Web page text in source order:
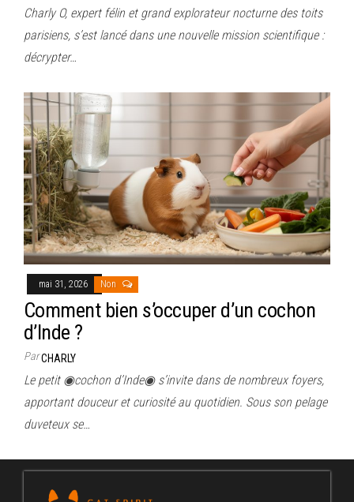
Charly O, expert félin et grand explorateur nocturne des toits
parisiens, s’est lancé dans une nouvelle mission scientifique :
décrypter…
mai 31, 2026 Non
Comment bien s’occuper d’un cochon
d’Inde ?
ParCHARLY
Le petit ◉cochon d’Inde◉ s’invite dans de nombreux foyers,
apportant douceur et curiosité au quotidien. Sous son pelage
duveteux se…